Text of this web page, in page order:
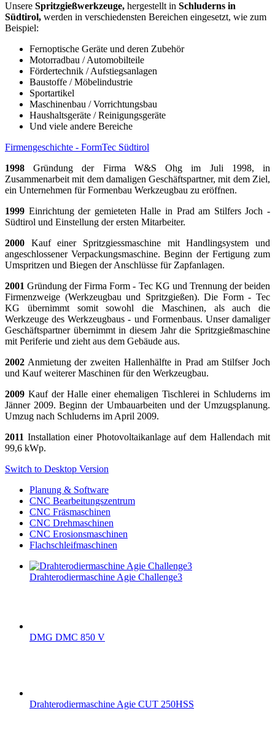
Unsere Spritzgießwerkzeuge, hergestellt in Schluderns in
Südtirol, werden in verschiedensten Bereichen eingesetzt, wie zum
Beispiel:
Fernoptische Geräte und deren Zubehör
Motorradbau / Automobilteile
Fördertechnik / Aufstiegsanlagen
Baustoffe / Möbelindustrie
Sportartikel
Maschinenbau / Vorrichtungsbau
Haushaltsgeräte / Reinigungsgeräte
Und viele andere Bereiche
Firmengeschichte - FormTec Südtirol
1998 Gründung der Firma W&S Ohg im Juli 1998, in
Zusammenarbeit mit dem damaligen Geschäftspartner, mit dem Ziel,
ein Unternehmen für Formenbau Werkzeugbau zu eröffnen.
1999 Einrichtung der gemieteten Halle in Prad am Stilfers Joch -
Südtirol und Einstellung der ersten Mitarbeiter.
2000 Kauf einer Spritzgiessmaschine mit Handlingsystem und
angeschlossener Verpackungsmaschine. Beginn der Fertigung zum
Umspritzen und Biegen der Anschlüsse für Zapfanlagen.
2001 Gründung der Firma Form - Tec KG und Trennung der beiden
Firmenzweige (Werkzeugbau und Spritzgießen). Die Form - Tec
KG übernimmt somit sowohl die Maschinen, als auch die
Werkzeuge des Werkzeugbaus - und Formenbaus. Unser damaliger
Geschäftspartner übernimmt in diesem Jahr die Spritzgießmaschine
mit Periferie und zieht aus dem Gebäude aus.
2002 Anmietung der zweiten Hallenhälfte in Prad am Stilfser Joch
und Kauf weiterer Maschinen für den Werkzeugbau.
2009 Kauf der Halle einer ehemaligen Tischlerei in Schluderns im
Jänner 2009. Beginn der Umbauarbeiten und der Umzugsplanung.
Umzug nach Schluderns im April 2009.
2011 Installation einer Photovoltaikanlage auf dem Hallendach mit
99,6 kWp.
Switch to Desktop Version
Planung & Software
CNC Bearbeitungszentrum
CNC Fräsmaschinen
CNC Drehmaschinen
CNC Erosionsmaschinen
Flachschleifmaschinen
Drahterodiermaschine Agie Challenge3
DMG DMC 850 V
Drahterodiermaschine Agie CUT 250HSS